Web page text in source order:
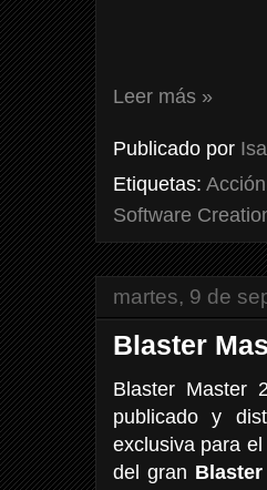
Leer más »
Publicado por
Etiquetas: Acción
Software
martes, 9 de
Blaster
Blaster Master
publicado y
exclusiva para
del gran